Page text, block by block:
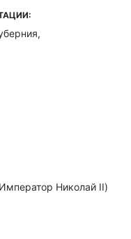
Николай II)